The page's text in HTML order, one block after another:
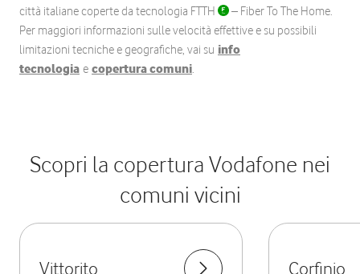
città italiane coperte da tecnologia FTTH
– Fiber To The Home.
Per maggiori informazioni sulle velocità effettive e su possibili
limitazioni tecniche e geografiche, vai su info
tecnologia e copertura comuni.
Scopri la copertura Vodafone nei
comuni vicini
Vittorito Corfinio